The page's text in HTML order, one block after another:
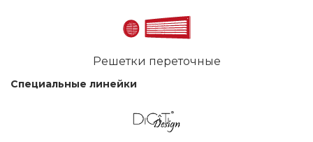
Решетки переточные
Специальные линейки